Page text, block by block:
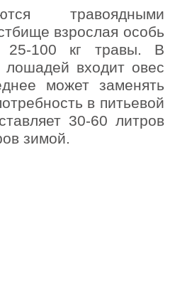
травоядными
взрослая особь
25-100 кг травы. В
входит овес
может заменять
в питьевой
30-60 литров
зимой.